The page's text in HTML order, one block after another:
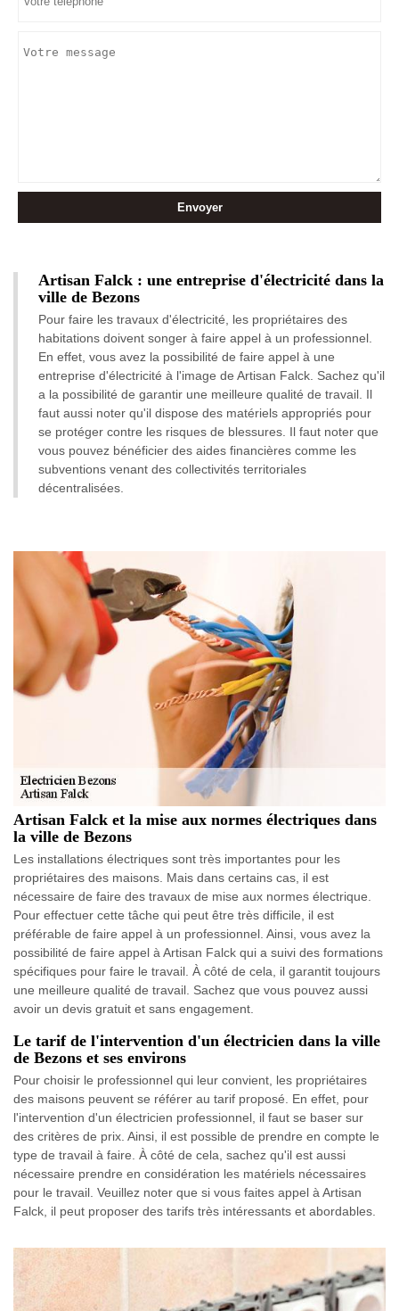
Artisan Falck : une entreprise d'électricité dans la
ville de Bezons
Pour faire les travaux d'électricité, les propriétaires des
habitations doivent songer à faire appel à un professionnel.
En effet, vous avez la possibilité de faire appel à une
entreprise d'électricité à l'image de Artisan Falck. Sachez qu'il
a la possibilité de garantir une meilleure qualité de travail. Il
faut aussi noter qu'il dispose des matériels appropriés pour
se protéger contre les risques de blessures. Il faut noter que
vous pouvez bénéficier des aides financières comme les
subventions venant des collectivités territoriales
décentralisées.
Artisan Falck et la mise aux normes électriques dans
la ville de Bezons
Les installations électriques sont très importantes pour les
propriétaires des maisons. Mais dans certains cas, il est
nécessaire de faire des travaux de mise aux normes électrique.
Pour effectuer cette tâche qui peut être très difficile, il est
préférable de faire appel à un professionnel. Ainsi, vous avez la
possibilité de faire appel à Artisan Falck qui a suivi des formations
spécifiques pour faire le travail. À côté de cela, il garantit toujours
une meilleure qualité de travail. Sachez que vous pouvez aussi
avoir un devis gratuit et sans engagement.
Le tarif de l'intervention d'un électricien dans la ville
de Bezons et ses environs
Pour choisir le professionnel qui leur convient, les propriétaires
des maisons peuvent se référer au tarif proposé. En effet, pour
l'intervention d'un électricien professionnel, il faut se baser sur
des critères de prix. Ainsi, il est possible de prendre en compte le
type de travail à faire. À côté de cela, sachez qu'il est aussi
nécessaire prendre en considération les matériels nécessaires
pour le travail. Veuillez noter que si vous faites appel à Artisan
Falck, il peut proposer des tarifs très intéressants et abordables.